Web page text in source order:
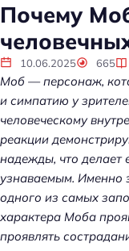
р
о
к
и
н
о
Почему
10.06.2025 665
Моб — персонаж,
и симпатию у
человеческому
реакции
надежды, что делает
узнаваемым. Именно
одного из самых
характера Моба
проявлять